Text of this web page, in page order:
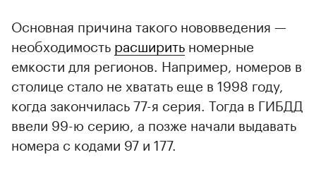
Основная причина такого нововведения —
необходимость расширить номерные
емкости для регионов. Например, номеров в
столице стало не хватать еще в 1998 году,
когда закончилась 77-я серия. Тогда в ГИБДД
ввели 99-ю серию, а позже начали выдавать
номера с кодами 97 и 177.